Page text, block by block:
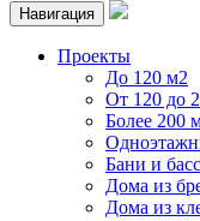
Навигация
Проекты
До 120 м2
От 120 до
Более 200
Бани и
Дома из
Дома из